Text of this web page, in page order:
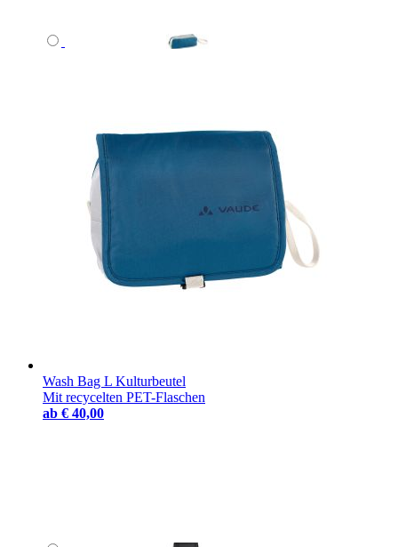
Wash Bag L Kulturbeutel
Mit recycelten PET-Flaschen
ab € 40,00